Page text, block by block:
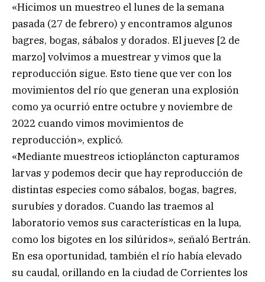
«Hicimos un muestreo el lunes de la semana
pasada (27 de febrero) y encontramos algunos
bagres, bogas, sábalos y dorados. El jueves [2 de
marzo] volvimos a muestrear y vimos que la
reproducción sigue. Esto tiene que ver con los
movimientos del río que generan una explosión
como ya ocurrió entre octubre y noviembre de
2022 cuando vimos movimientos de
reproducción», explicó.
«Mediante muestreos ictiopláncton capturamos
larvas y podemos decir que hay reproducción de
distintas especies como sábalos, bogas, bagres,
surubíes y dorados. Cuando las traemos al
laboratorio vemos sus características en la lupa,
como los bigotes en los silúridos», señaló Bertrán.
En esa oportunidad, también el río había elevado
su caudal, orillando en la ciudad de Corrientes los